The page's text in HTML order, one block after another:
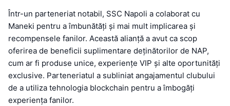
Într-un parteneriat notabil, SSC Napoli a colaborat cu
Maneki pentru a îmbunătăți și mai mult implicarea și
recompensele fanilor. Această alianță a avut ca scop
oferirea de beneficii suplimentare deținătorilor de NAP,
cum ar fi produse unice, experiențe VIP și alte oportunități
exclusive. Parteneriatul a subliniat angajamentul clubului
de a utiliza tehnologia blockchain pentru a îmbogăți
experiența fanilor.